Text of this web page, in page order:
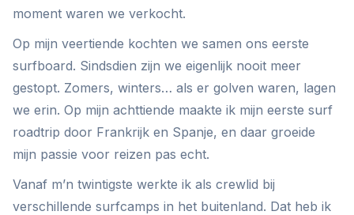
moment waren we verkocht.
Op mijn veertiende kochten we samen ons eerste
surfboard. Sindsdien zijn we eigenlijk nooit meer
gestopt. Zomers, winters… als er golven waren, lagen
we erin. Op mijn achttiende maakte ik mijn eerste surf
roadtrip door Frankrijk en Spanje, en daar groeide
mijn passie voor reizen pas echt.
Vanaf m’n twintigste werkte ik als crewlid bij
verschillende surfcamps in het buitenland. Dat heb ik